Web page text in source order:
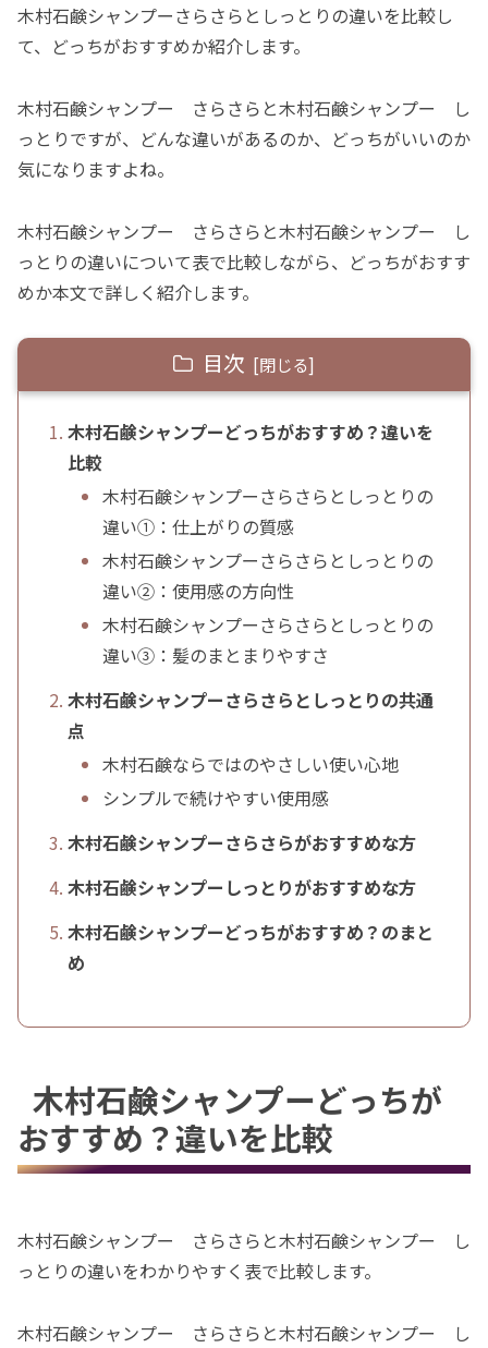
木村石鹸シャンプーさらさらとしっとりの違いを比較し
て、どっちがおすすめか紹介します。
木村石鹸シャンプー さらさらと木村石鹸シャンプー し
っとりですが、どんな違いがあるのか、どっちがいいのか
気になりますよね。
木村石鹸シャンプー さらさらと木村石鹸シャンプー し
っとりの違いについて表で比較しながら、どっちがおすす
めか本文で詳しく紹介します。
目次
木村石鹸シャンプーどっちがおすすめ？違いを
比較
木村石鹸シャンプーさらさらとしっとりの
違い①：仕上がりの質感
木村石鹸シャンプーさらさらとしっとりの
違い②：使用感の方向性
木村石鹸シャンプーさらさらとしっとりの
違い③：髪のまとまりやすさ
木村石鹸シャンプーさらさらとしっとりの共通
点
木村石鹸ならではのやさしい使い心地
シンプルで続けやすい使用感
木村石鹸シャンプーさらさらがおすすめな方
木村石鹸シャンプーしっとりがおすすめな方
木村石鹸シャンプーどっちがおすすめ？のまと
め
木村石鹸シャンプーどっちが
おすすめ？違いを比較
木村石鹸シャンプー さらさらと木村石鹸シャンプー し
っとりの違いをわかりやすく表で比較します。
木村石鹸シャンプー さらさらと木村石鹸シャンプー し